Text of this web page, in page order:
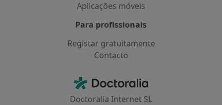
Aplicações móveis
Para profissionais
Registar gratuitamente
Contacto
Doctoralia - Homepage
Doctoralia Internet SL